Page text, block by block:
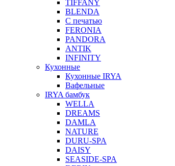
TIFFANY
BLENDA
С печатью
FERONIA
PANDORA
ANTIK
INFINITY
Кухонные
Кухонные IRYA
Вафельные
IRYA бамбук
WELLA
DREAMS
DAMLA
NATURE
DURU-SPA
DAISY
SEASIDE-SPA